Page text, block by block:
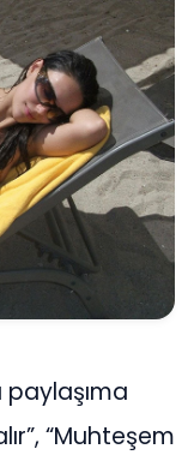
paylaşıma
“Muhteşem